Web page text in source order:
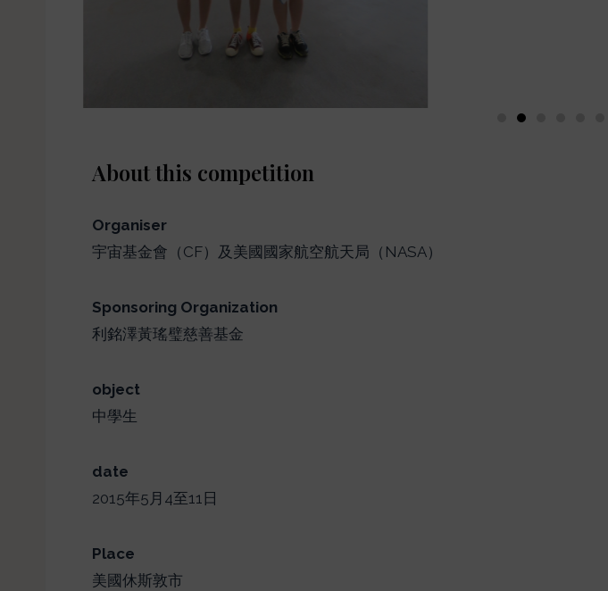
About this competition
Organiser
宇宙基金會（CF）及美國國家航空航天局（NASA）
Sponsoring Organization
利銘澤黃瑤璧慈善基金
object
中學生
date
2015年5月4至11日
Place
美國休斯敦市